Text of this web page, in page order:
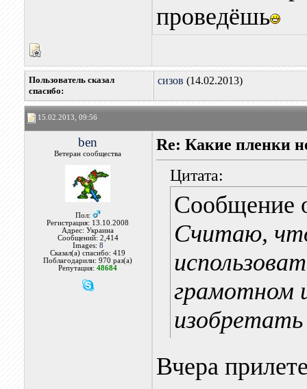
проведёшь
Пользователь сказал
cпасибо:
сизов (14.02.2013)
15.02.2013, 09:56
ben
Ветеран сообщества
Пол:
Регистрация: 13.10.2008
Адрес: Украина
Сообщений: 2,414
Images: 8
Сказал(а) спасибо: 419
Поблагодарили: 970 раз(а)
Репутация:48684
Re: Какие пленки
Цитата:
Сообщение
Считаю,
грамотном
изобретать
Вчера